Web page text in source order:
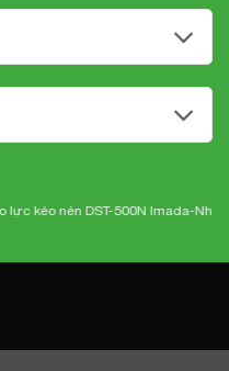
DST-500N Imada-Nhiệt kế điện tử